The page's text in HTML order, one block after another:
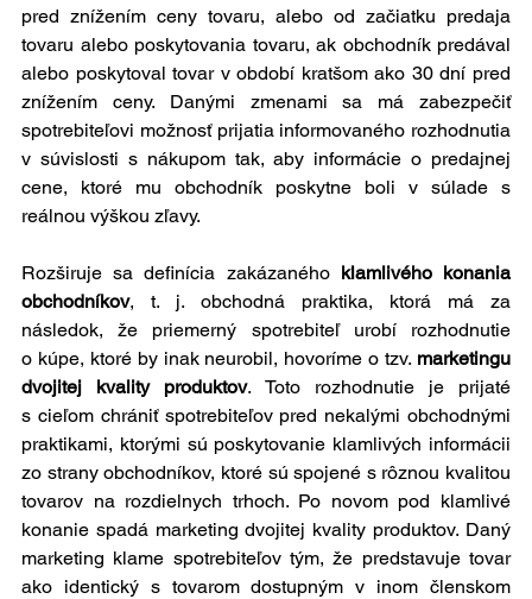
pred znížením ceny tovaru, alebo od začiatku predaja
tovaru alebo poskytovania tovaru, ak obchodník predával
alebo poskytoval tovar v období kratšom ako 30 dní pred
znížením ceny. Danými zmenami sa má zabezpečiť
spotrebiteľovi možnosť prijatia informovaného rozhodnutia
v súvislosti s nákupom tak, aby informácie o predajnej
cene, ktoré mu obchodník poskytne boli v súlade s
reálnou výškou zľavy.
Rozširuje sa definícia zakázaného klamlivého konania
obchodníkov, t. j. obchodná praktika, ktorá má za
následok, že priemerný spotrebiteľ urobí rozhodnutie
o kúpe, ktoré by inak neurobil, hovoríme o tzv. marketingu
dvojitej kvality produktov. Toto rozhodnutie je prijaté
s cieľom chrániť spotrebiteľov pred nekalými obchodnými
praktikami, ktorými sú poskytovanie klamlivých informácii
zo strany obchodníkov, ktoré sú spojené s rôznou kvalitou
tovarov na rozdielnych trhoch. Po novom pod klamlivé
konanie spadá marketing dvojitej kvality produktov. Daný
marketing klame spotrebiteľov tým, že predstavuje tovar
ako identický s tovarom dostupným v inom členskom